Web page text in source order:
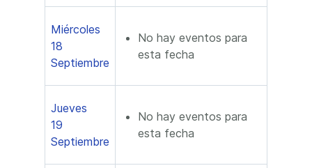
Miércoles
18
Septiembre
No hay eventos para
esta fecha
Jueves
19
Septiembre
No hay eventos para
esta fecha